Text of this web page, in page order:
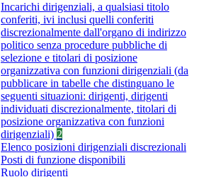
Incarichi dirigenziali, a qualsiasi titolo
conferiti, ivi inclusi quelli conferiti
discrezionalmente dall'organo di indirizzo
politico senza procedure pubbliche di
selezione e titolari di posizione
organizzativa con funzioni dirigenziali (da
pubblicare in tabelle che distinguano le
seguenti situazioni: dirigenti, dirigenti
individuati discrezionalmente, titolari di
posizione organizzativa con funzioni
dirigenziali) 2
Elenco posizioni dirigenziali discrezionali
Posti di funzione disponibili
Ruolo dirigenti